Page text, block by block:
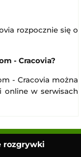
rozpocznie się o
- Cracovia?
- Cracovia można
online w serwisach
rozgrywki